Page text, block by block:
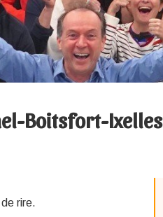
Boitsfort-Ixelles
rire.